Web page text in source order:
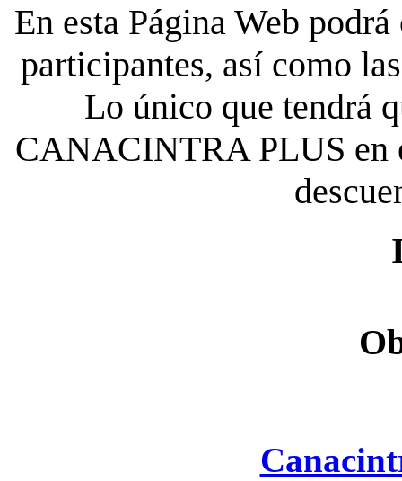
En esta Página Web
participantes, así como
Lo único que tendrá
CANACINTRA PLUS en